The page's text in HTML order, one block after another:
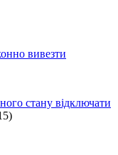
вивезти
стану відключати